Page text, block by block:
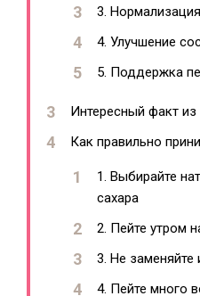
3.
4. Улучшение
5. Поддержка
Интересный факт
Как правильно
1. Выбирайте
сахара
2. Пейте утром
3. Не заменяйте
4. Пейте много